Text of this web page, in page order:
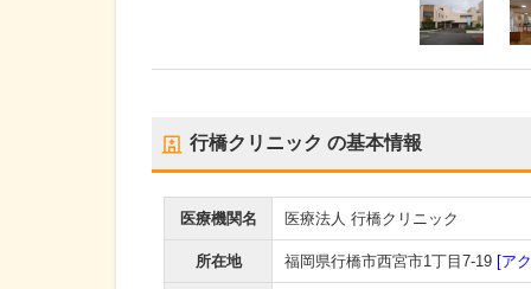
行橋クリニック の基本情報
医療機関名 医療法人 行橋クリニック
所在地 福岡県行橋市西宮市1丁目7-19 [ア